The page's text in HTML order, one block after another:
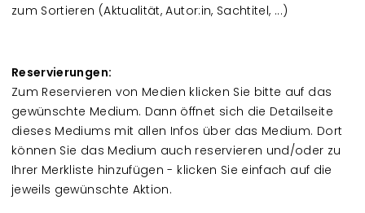
zum Sortieren (Aktualität, Autor:in, Sachtitel, ...)
Reservierungen:
Zum Reservieren von Medien klicken Sie bitte auf das
gewünschte Medium. Dann öffnet sich die Detailseite
dieses Mediums mit allen Infos über das Medium. Dort
können Sie das Medium auch reservieren und/oder zu
Ihrer Merkliste hinzufügen - klicken Sie einfach auf die
jeweils gewünschte Aktion.